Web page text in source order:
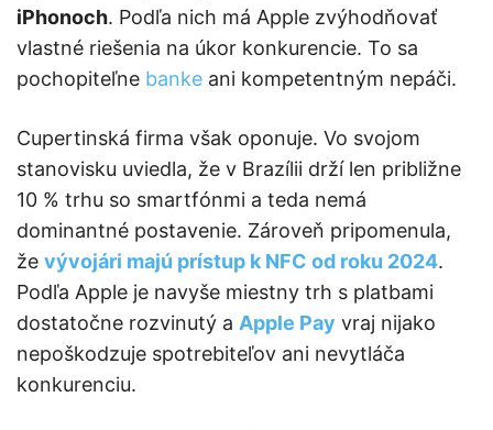
iPhonoch. Podľa nich má Apple zvýhodňovať
vlastné riešenia na úkor konkurencie. To sa
pochopiteľne banke ani kompetentným nepáči.
Cupertinská firma však oponuje. Vo svojom
stanovisku uviedla, že v Brazílii drží len približne
10 % trhu so smartfónmi a teda nemá
dominantné postavenie. Zároveň pripomenula,
že vývojári majú prístup k NFC od roku 2024.
Podľa Apple je navyše miestny trh s platbami
dostatočne rozvinutý a Apple Pay vraj nijako
nepoškodzuje spotrebiteľov ani nevytláča
konkurenciu.